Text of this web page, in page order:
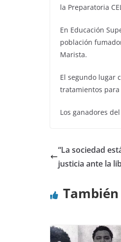
la Preparatoria
En Educación
población
Marista.
El segundo lugar
tratamientos para
Los ganadores
“La sociedad
justicia ante la